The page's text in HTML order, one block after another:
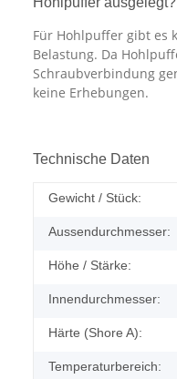
Für Hohlpuffer gibt es
Belastung. Da
Schraubverbindung
keine Erhebungen.
Technische Daten
Gewicht / Stück:
Aussendurchmesser:
Höhe / Stärke:
Innendurchmesser:
Härte (Shore A):
Temperaturbereich: